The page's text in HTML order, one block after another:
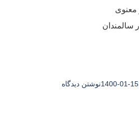
1400-01-15نوشتن دیدگاه